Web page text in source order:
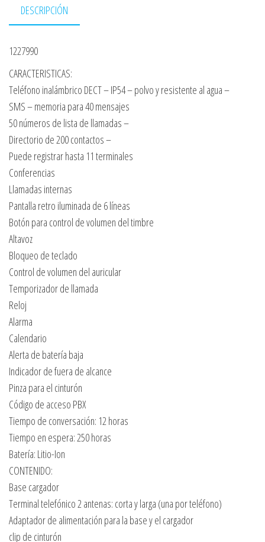
DESCRIPCIÓN
1227990
CARACTERISTICAS:
Teléfono inalámbrico DECT – IP54 – polvo y resistente al agua –
SMS – memoria para 40 mensajes
50 números de lista de llamadas –
Directorio de 200 contactos –
Puede registrar hasta 11 terminales
Conferencias
Llamadas internas
Pantalla retro iluminada de 6 líneas
Botón para control de volumen del timbre
Altavoz
Bloqueo de teclado
Control de volumen del auricular
Temporizador de llamada
Reloj
Alarma
Calendario
Alerta de batería baja
Indicador de fuera de alcance
Pinza para el cinturón
Código de acceso PBX
Tiempo de conversación: 12 horas
Tiempo en espera: 250 horas
Batería: Litio-Ion
CONTENIDO:
Base cargador
Terminal telefónico 2 antenas: corta y larga (una por teléfono)
Adaptador de alimentación para la base y el cargador
clip de cinturón